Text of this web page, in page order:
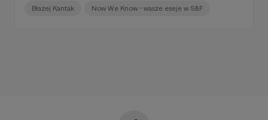
Orientation-Decision-Action Loop). Boyd był legendą
walki bezpośredniej w powietrzu (ang. air dogfight), a po
Błażej Kantak Now We Know - wasze eseje w S&F